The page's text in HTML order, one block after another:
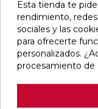
Productos
Esta tienda te
rendimiento,
sociales y las
para ofrecerte
personalizados.
procesamiento de